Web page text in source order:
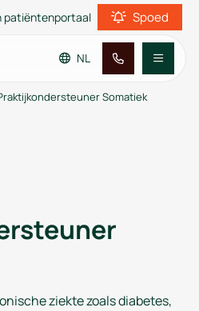
patiëntenportaal Spoed
NL
Somatiek
ziekte zoals diabetes,